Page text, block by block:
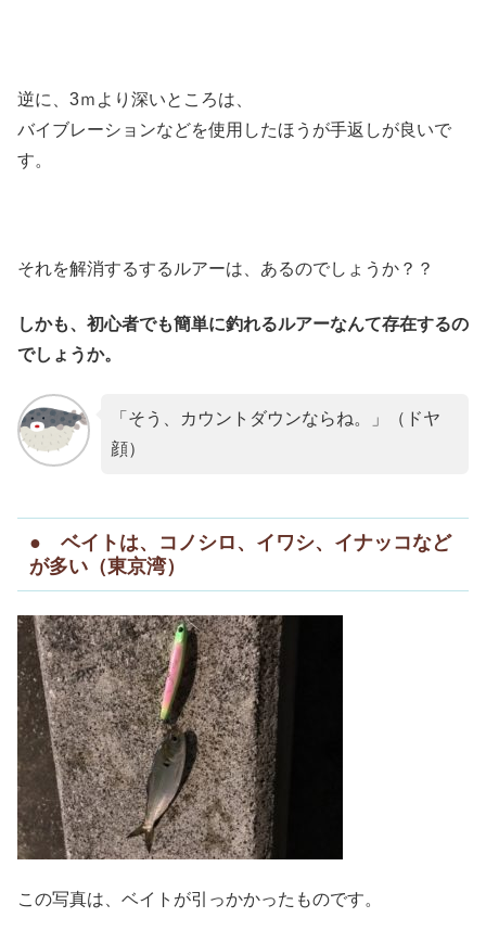
逆に、3ｍより深いところは、
バイブレーションなどを使用したほうが手返しが良いで
す。
それを解消するするルアーは、あるのでしょうか？？
しかも、初心者でも簡単に釣れるルアーなんて存在するの
でしょうか。
「そう、カウントダウンならね。」（ドヤ
顔）
● ベイトは、コノシロ、イワシ、イナッコなど
が多い（東京湾）
この写真は、ベイトが引っかかったものです。